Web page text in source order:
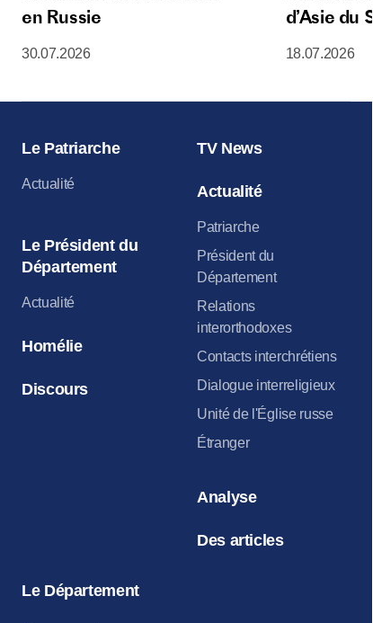
en Russie
30.07.2026
d’Asie du
18.07.2026
Le Patriarche
Actualité
Le Président du
Département
Actualité
Homélie
Discours
TV News
Actualité
Patriarche
Président du
Département
Relations
interorthodoxes
Contacts interchrétiens
Dialogue interreligieux
Unité de l'Église russe
Étranger
Analyse
Des articles
Le Département